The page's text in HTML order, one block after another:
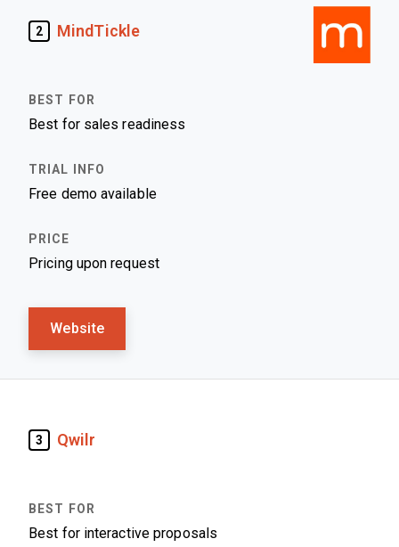
2 MindTickle
Best for sales readiness
Free demo available
Pricing upon request
Website
3 Qwilr
Best for interactive proposals